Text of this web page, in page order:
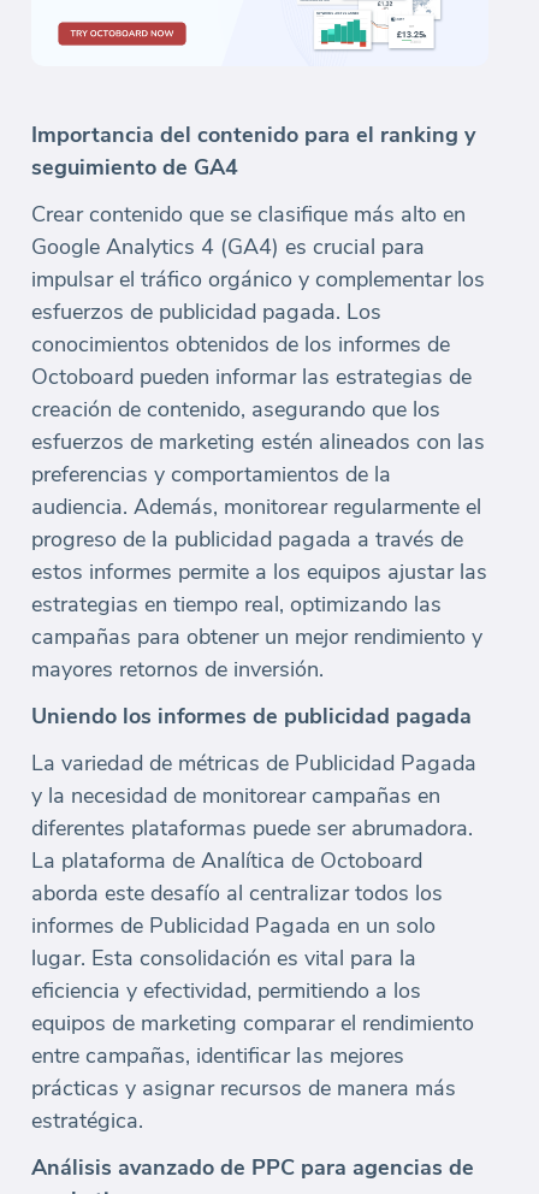
Importancia del contenido para el ranking y
seguimiento de GA4
Crear contenido que se clasifique más alto en
Google Analytics 4 (GA4) es crucial para
impulsar el tráfico orgánico y complementar los
esfuerzos de publicidad pagada. Los
conocimientos obtenidos de los informes de
Octoboard pueden informar las estrategias de
creación de contenido, asegurando que los
esfuerzos de marketing estén alineados con las
preferencias y comportamientos de la
audiencia. Además, monitorear regularmente el
progreso de la publicidad pagada a través de
estos informes permite a los equipos ajustar las
estrategias en tiempo real, optimizando las
campañas para obtener un mejor rendimiento y
mayores retornos de inversión.
Uniendo los informes de publicidad pagada
La variedad de métricas de Publicidad Pagada
y la necesidad de monitorear campañas en
diferentes plataformas puede ser abrumadora.
La plataforma de Analítica de Octoboard
aborda este desafío al centralizar todos los
informes de Publicidad Pagada en un solo
lugar. Esta consolidación es vital para la
eficiencia y efectividad, permitiendo a los
equipos de marketing comparar el rendimiento
entre campañas, identificar las mejores
prácticas y asignar recursos de manera más
estratégica.
Análisis avanzado de PPC para agencias de